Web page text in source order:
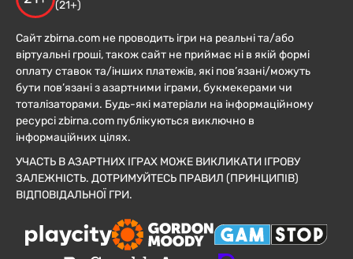
(21+)
Сайт zbirna.com не проводить ігри на реальні та/або
віртуальні гроші, також сайт не приймає ні в якій формі
оплату ставок та/інших платежів, які пов’язані/можуть
бути пов’язані з азартними іграми, букмекерами чи
тоталізаторами. Будь-які матеріали на інформаційному
ресурсі zbirna.com публікуються виключно в
інформаційних цілях.
УЧАСТЬ В АЗАРТНИХ ІГРАХ МОЖЕ ВИКЛИКАТИ ІГРОВУ
ЗАЛЕЖНІСТЬ. ДОТРИМУЙТЕСЬ ПРАВИЛ (ПРИНЦИПІВ)
ВІДПОВІДАЛЬНОЇ ГРИ.